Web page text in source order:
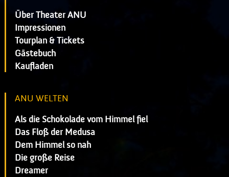
Über Theater ANU
Impressionen
Tourplan & Tickets
Gästebuch
Kaufladen
ANU WELTEN
Als die Schokolade vom Himmel fiel
Das Floß der Medusa
Dem Himmel so nah
Die große Reise
Dreamer